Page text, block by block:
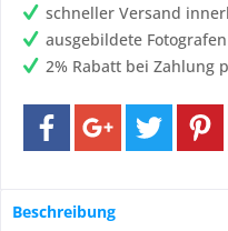
schneller Versand
ausgebildete
2% Rabatt bei Zahlung
Beschreibung